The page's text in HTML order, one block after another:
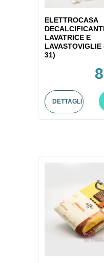
ELETTROCASA
LAVATRICE E
LAVASTOVIGLIE
31)
DETTAGLI